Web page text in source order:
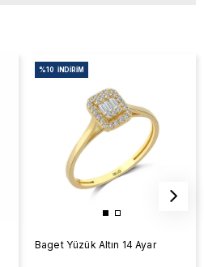
Baget Yüzük Altın 14 Ayar
%10 İNDIRIM